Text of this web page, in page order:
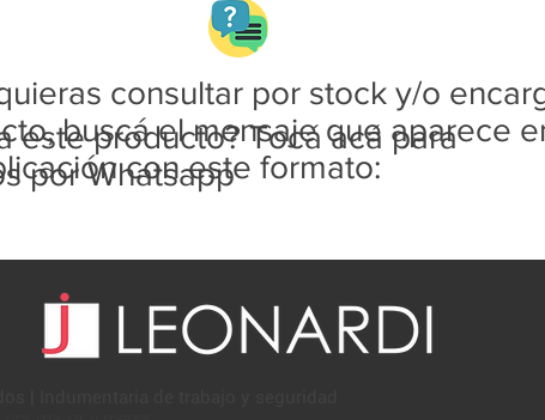
consultar por stock y/o
buscá el mensaje que aparece
con este formato:
este producto? Tocá acá para
por Whatsapp